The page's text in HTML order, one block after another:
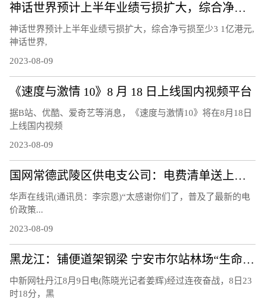
神话世界预计上半年业绩亏损扩大，综合净亏损至少3.1亿港元
神话世界预计上半年业绩亏损扩大，综合净亏损至少3 1亿港元,
神话世界,
2023-08-09
《速度与激情 10》8 月 18 日上线国内视频平台
据B站、优酷、爱奇艺等消息，《速度与激情10》将在8月18日
上线国内视频
2023-08-09
国网常德武陵区供电支公司：电费清单送上门 让客户用上“明白电”
华声在线讯(通讯员：李宗恩)“太感谢你们了，普及了最新的电
价政策...
2023-08-09
黑龙江：铺便道架钢梁 宁安市尔站林场“生命通道”打通
中新网牡丹江8月9日电(陈晓光记者姜辉)经过连夜奋战，8日23
时18分，黑